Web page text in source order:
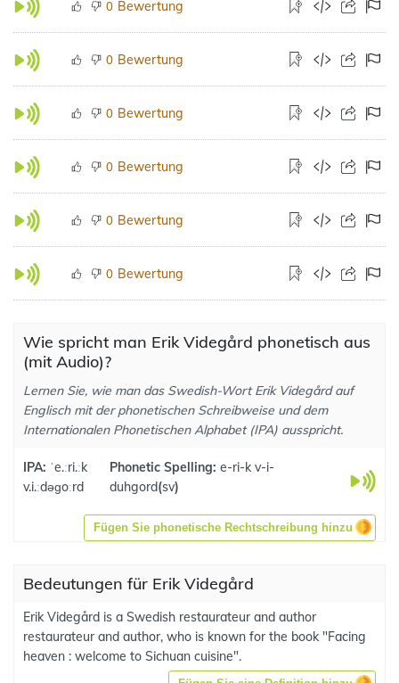
0 Bewertung
0 Bewertung
0 Bewertung
0 Bewertung
0 Bewertung
0 Bewertung
Wie spricht man Erik Videgård phonetisch aus
(mit Audio)?
Lernen Sie, wie man das Swedish-Wort Erik Videgård auf
Englisch mit der phonetischen Schreibweise und dem
Internationalen Phonetischen Alphabet (IPA) ausspricht.
IPA: ˈe.ːri.ːk
v.i.ːdəɡoːrd
Phonetic Spelling:e-ri-k v-i-
duhgord(sv)
Fügen Sie phonetische Rechtschreibung hinzu
Bedeutungen für Erik Videgård
Erik Videgård is a Swedish restaurateur and author
restaurateur and author, who is known for the book "Facing
heaven : welcome to Sichuan cuisine".